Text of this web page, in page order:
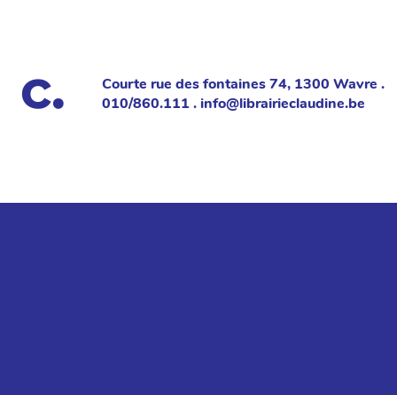
Courte rue des fontaines 74, 1300 Wavre .
010/860.111 . info@librairieclaudine.be